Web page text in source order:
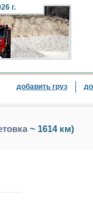
г.
добавить груз
~ 1614 км)